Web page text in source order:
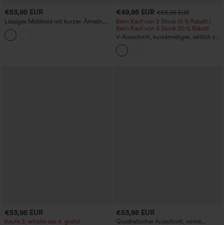
€53,95 EUR
Lässiges Midikleid mit kurzen Ärmeln,
geschwungenem Saum und Taschen
€49,95 EUR €53,95 EUR
Beim Kauf von 2 Stück 10 % Rabatt |
Beim Kauf von 3 Stück 20 % Rabatt
V-Ausschnitt, kurzärmeliges, seitlich zu
bindendes, gepunktetes Midi-
Freizeitkleid mit Taschen
€53,95 EUR
Kaufe 3, erhalte das 4. gratis!
€53,95 EUR
Quadratischer Ausschnitt, vorne